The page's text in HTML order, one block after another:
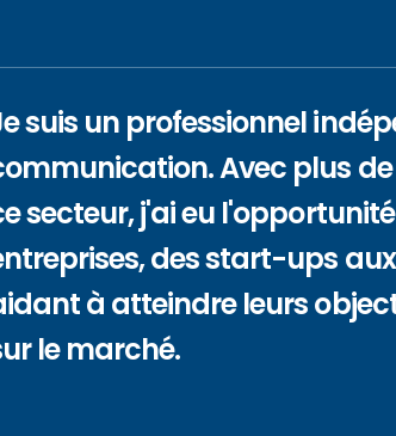
suis un professionnel
Avec plus
secteur, j'ai eu
des start-ups
à atteindre leurs
le marché.